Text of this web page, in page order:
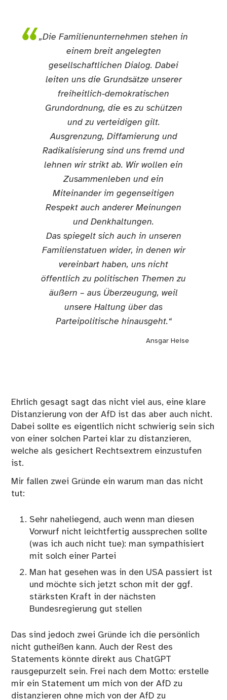
„Die Familienunternehmen stehen in
einem breit angelegten
gesellschaftlichen Dialog. Dabei
leiten uns die Grundsätze unserer
freiheitlich-demokratischen
Grundordnung, die es zu schützen
und zu verteidigen gilt.
Ausgrenzung, Diffamierung und
Radikalisierung sind uns fremd und
lehnen wir strikt ab. Wir wollen ein
Zusammenleben und ein
Miteinander im gegenseitigen
Respekt auch anderer Meinungen
und Denkhaltungen.
Das spiegelt sich auch in unseren
Familienstatuen wider, in denen wir
vereinbart haben, uns nicht
öffentlich zu politischen Themen zu
äußern – aus Überzeugung, weil
unsere Haltung über das
Parteipolitische hinausgeht.“
Ansgar Heise
Ehrlich gesagt sagt das nicht viel aus, eine klare
Distanzierung von der AfD ist das aber auch nicht.
Dabei sollte es eigentlich nicht schwierig sein sich
von einer solchen Partei klar zu distanzieren,
welche als gesichert Rechtsextrem einzustufen
ist.
Mir fallen zwei Gründe ein warum man das nicht
tut:
Sehr naheliegend, auch wenn man diesen
Vorwurf nicht leichtfertig aussprechen sollte
(was ich auch nicht tue): man sympathisiert
mit solch einer Partei
Man hat gesehen was in den USA passiert ist
und möchte sich jetzt schon mit der ggf.
stärksten Kraft in der nächsten
Bundesregierung gut stellen
Das sind jedoch zwei Gründe ich die persönlich
nicht gutheißen kann. Auch der Rest des
Statements könnte direkt aus ChatGPT
rausgepurzelt sein. Frei nach dem Motto: erstelle
mir ein Statement um mich von der AfD zu
distanzieren ohne mich von der AfD zu